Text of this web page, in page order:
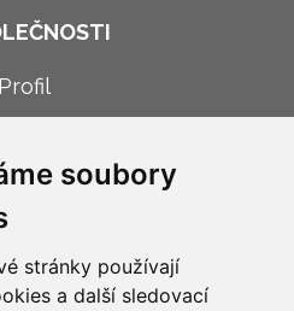
soubory
stránky používají
a další sledovací
Profil
firemních procesů
modulu VR